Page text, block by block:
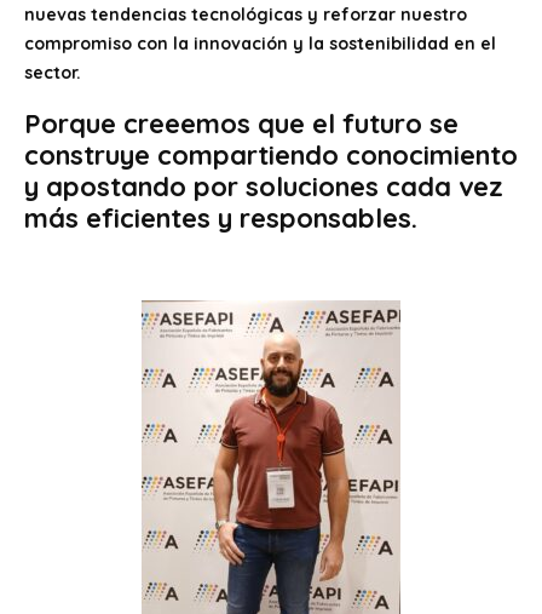
nuevas tendencias tecnológicas y reforzar nuestro
compromiso con la innovación y la sostenibilidad en el
sector.
Porque creeemos que el futuro se
construye compartiendo conocimiento
y apostando por soluciones cada vez
más eficientes y responsables.